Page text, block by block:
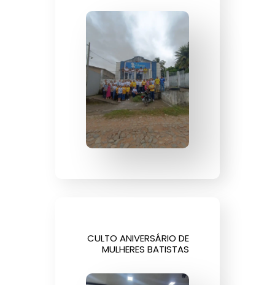
CULTO ANIVERSÁRIO DE
MULHERES BATISTAS